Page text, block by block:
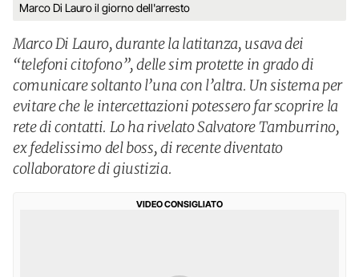
Marco Di Lauro il giorno dell'arresto
Marco Di Lauro, durante la latitanza, usava dei
“telefoni citofono”, delle sim protette in grado di
comunicare soltanto l’una con l’altra. Un sistema per
evitare che le intercettazioni potessero far scoprire la
rete di contatti. Lo ha rivelato Salvatore Tamburrino,
ex fedelissimo del boss, di recente diventato
collaboratore di giustizia.
VIDEO CONSIGLIATO